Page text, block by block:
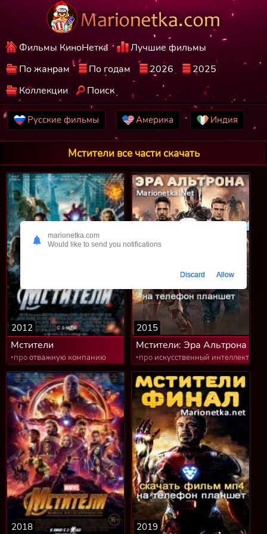
Фильмы КиноНетка
Лучшие фильмы
По жанрам
По годам 2026
2025
Коллекции
Поиск
Русские фильмы Америка Индия
Мстители все части скачать
Мстители
2012
‣проотважную компанию
Мстители: Эра Альтрона
2015
‣про искусственный интеллект
2018 2019
marionetka.com
Would like to send you notifications
Discard Allow